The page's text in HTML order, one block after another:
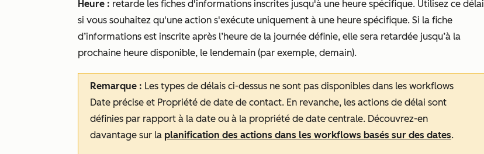
Heure : retarde les fiches d'informations inscrites jusqu'à une heure spécifique. Utilisez ce délai
si vous souhaitez qu'une action s'exécute uniquement à une heure spécifique. Si la fiche
d’informations est inscrite après l’heure de la journée définie, elle sera retardée jusqu’à la
prochaine heure disponible, le lendemain (par exemple, demain).
Remarque : Les types de délais ci-dessus ne sont pas disponibles dans les workflows
Date précise et Propriété de date de contact. En revanche, les actions de délai sont
définies par rapport à la date ou à la propriété de date centrale. Découvrez-en
davantage sur la planification des actions dans les workflows basés sur des dates.